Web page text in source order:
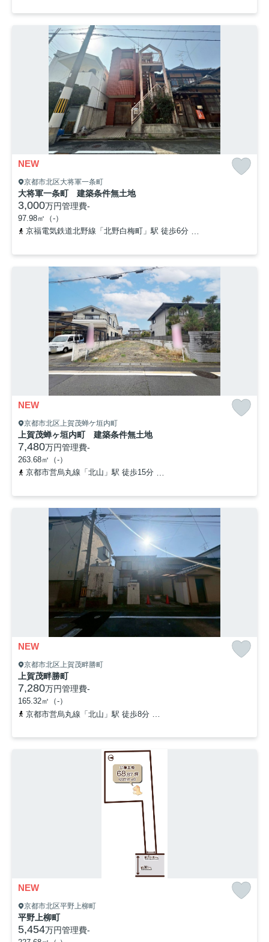
NEW
京都市北区大将軍一条町
大将軍一条町 建築条件無土地
3,000万円管理費-
97.98㎡（-）
京福電気鉄道北野線「北野白梅町」駅 徒歩6分
NEW
京都市北区上賀茂蝉ケ垣内町
上賀茂蝉ヶ垣内町 建築条件無土地
7,480万円管理費-
263.68㎡（-）
京都市営烏丸線「北山」駅 徒歩15分
NEW
京都市北区上賀茂畔勝町
上賀茂畔勝町
7,280万円管理費-
165.32㎡（-）
京都市営烏丸線「北山」駅 徒歩8分
NEW
京都市北区平野上柳町
平野上柳町
5,454万円管理費-